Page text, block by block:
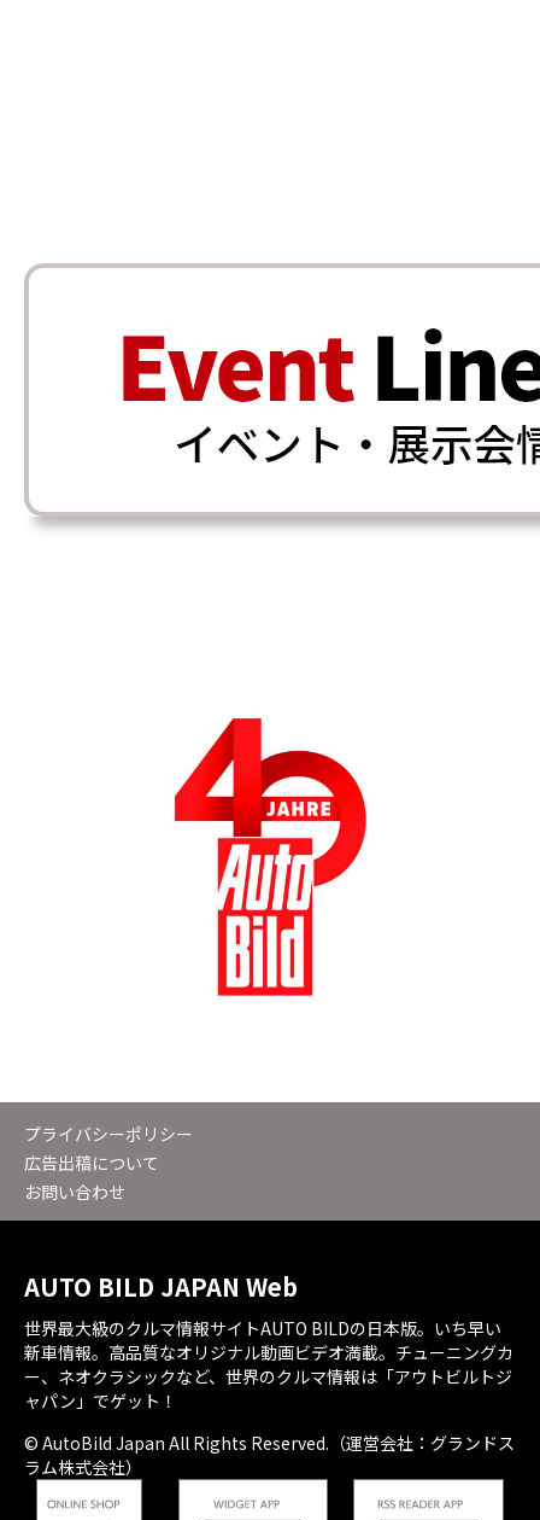
プライバシーポリシー
広告出稿について
お問い合わせ
AUTO BILD JAPAN Web
世界最大級のクルマ情報サイトAUTO BILDの日本版。いち早い
新車情報。高品質なオリジナル動画ビデオ満載。チューニングカ
ー、ネオクラシックなど、世界のクルマ情報は「アウトビルトジ
ャパン」でゲット！
© AutoBild Japan All Rights Reserved.（運営会社：グランドス
ラム株式会社）